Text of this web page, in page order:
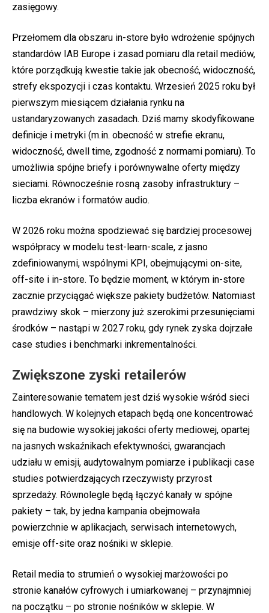
zasięgowy.
Przełomem dla obszaru in-store było wdrożenie spójnych
standardów IAB Europe i zasad pomiaru dla retail mediów,
które porządkują kwestie takie jak obecność, widoczność,
strefy ekspozycji i czas kontaktu. Wrzesień 2025 roku był
pierwszym miesiącem działania rynku na
ustandaryzowanych zasadach. Dziś mamy skodyfikowane
definicje i metryki (m.in. obecność w strefie ekranu,
widoczność, dwell time, zgodność z normami pomiaru). To
umożliwia spójne briefy i porównywalne oferty między
sieciami. Równocześnie rosną zasoby infrastruktury –
liczba ekranów i formatów audio.
W 2026 roku można spodziewać się bardziej procesowej
współpracy w modelu test-learn-scale, z jasno
zdefiniowanymi, wspólnymi KPI, obejmującymi on-site,
off-site i in-store. To będzie moment, w którym in-store
zacznie przyciągać większe pakiety budżetów. Natomiast
prawdziwy skok – mierzony już szerokimi przesunięciami
środków – nastąpi w 2027 roku, gdy rynek zyska dojrzałe
case studies i benchmarki inkrementalności.
Zwiększone zyski retailerów
Zainteresowanie tematem jest dziś wysokie wśród sieci
handlowych. W kolejnych etapach będą one koncentrować
się na budowie wysokiej jakości oferty mediowej, opartej
na jasnych wskaźnikach efektywności, gwarancjach
udziału w emisji, audytowalnym pomiarze i publikacji case
studies potwierdzających rzeczywisty przyrost
sprzedaży. Równolegle będą łączyć kanały w spójne
pakiety – tak, by jedna kampania obejmowała
powierzchnie w aplikacjach, serwisach internetowych,
emisje off-site oraz nośniki w sklepie.
Retail media to strumień o wysokiej marżowości po
stronie kanałów cyfrowych i umiarkowanej – przynajmniej
na początku – po stronie nośników w sklepie. W